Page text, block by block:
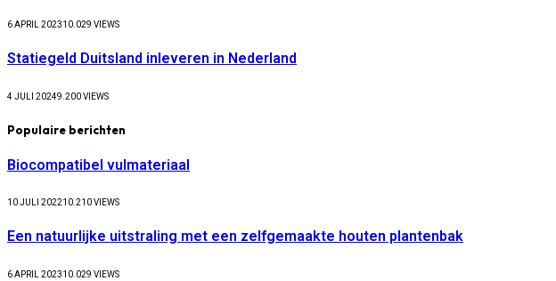
6 APRIL 202310.029 VIEWS
Statiegeld Duitsland inleveren in Nederland
4 JULI 20249.200VIEWS
Populaire berichten
Biocompatibel vulmateriaal
10 JULI 202210.210VIEWS
Een natuurlijke uitstraling met een zelfgemaakte houten plantenbak
6 APRIL 202310.029 VIEWS